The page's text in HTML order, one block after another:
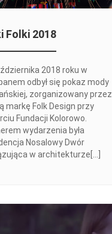
Folki 2018
2018 roku w
odbył się pokaz mody
zorganizowany przez
markę Folk Design przy
Fundacji Kolorowo.
wydarzenia była
Nosalowy Dwór
w architekturze[...]